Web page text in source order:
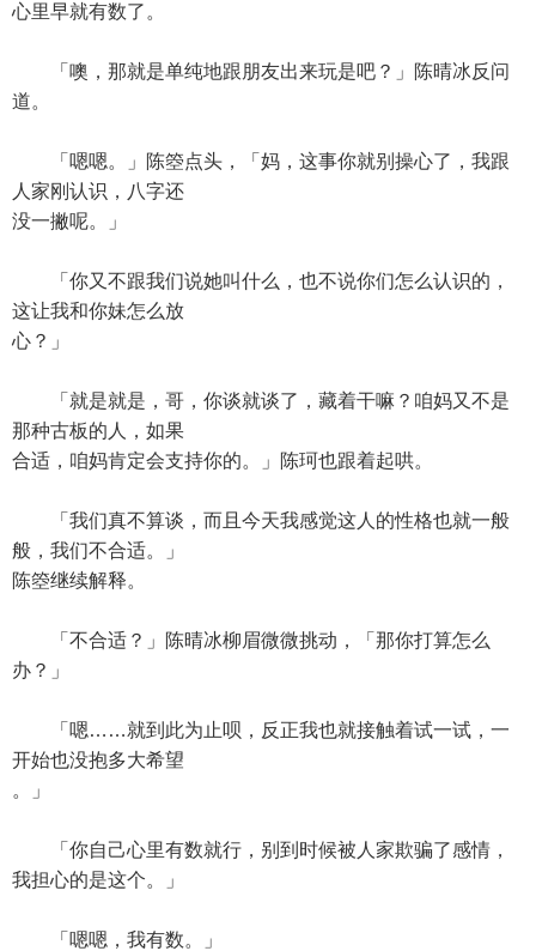
心里早就有数了。
「噢，那就是单纯地跟朋友出来玩是吧？」陈晴冰反问
道。
「嗯嗯。」陈箜点头，「妈，这事你就别操心了，我跟
人家刚认识，八字还
没一撇呢。」
「你又不跟我们说她叫什么，也不说你们怎么认识的，
这让我和你妹怎么放
心？」
「就是就是，哥，你谈就谈了，藏着干嘛？咱妈又不是
那种古板的人，如果
合适，咱妈肯定会支持你的。」陈珂也跟着起哄。
「我们真不算谈，而且今天我感觉这人的性格也就一般
般，我们不合适。」
陈箜继续解释。
「不合适？」陈晴冰柳眉微微挑动，「那你打算怎么
办？」
「嗯……就到此为止呗，反正我也就接触着试一试，一
开始也没抱多大希望
。」
「你自己心里有数就行，别到时候被人家欺骗了感情，
我担心的是这个。」
「嗯嗯，我有数。」